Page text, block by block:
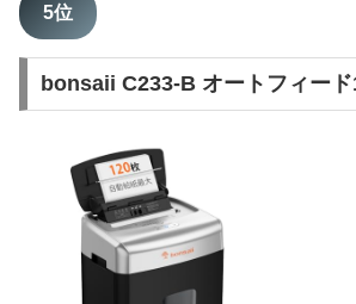
5位
bonsaii C233-B オートフィー